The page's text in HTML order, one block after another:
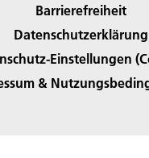
Barrierefreiheit
Datenschutzerklärung
Einstellungen
&